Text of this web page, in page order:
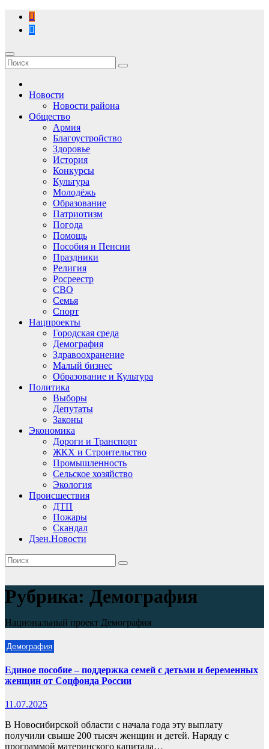
Перейти
содержимому
Новости
Новости района
Общество
Армия
Благоустройство
Здоровье
История
Конкурсы
Культура
Молодёжь
Образование
Патриотизм
Погода
Помощь
Пособия и Пенсии
Праздники
Религия
Росреестр
СВО
Семья
Спорт
Нацпроекты
Городская среда
Демография
Здравоохранение
Малый бизнес
Образование и Культура
Политика
Выборы
Депутаты
Законы
Экономика
Дороги и Транспорт
ЖКХ и Строительство
Промышленность
Сельское хозяйство
Экология
Происшествия
ДТП
Пожары
Скандал
Дзен.Новости
Рубрика: Демография
Национальный проект Демография
Демография
Единое пособие – поддержка семей с детьми и беременных
женщин от Соцфонда России
11.07.2025
В Новосибирской области с начала года эту выплату
получили свыше 200 тысяч женщин и детей. Наряду с
программой материнского капитала…